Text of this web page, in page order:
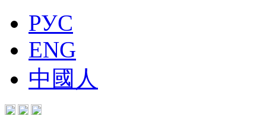
РУС
ENG
中國人